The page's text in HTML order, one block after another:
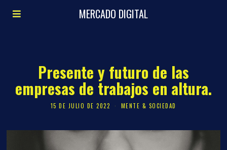
MERCADO DIGITAL
Presente y futuro de las
empresas de trabajos en altura.
15 DE JULIO DE 2022 MENTE & SOCIEDAD